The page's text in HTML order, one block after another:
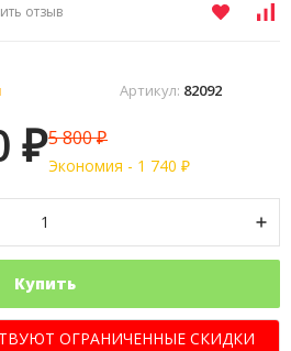
отзыв
Артикул: 82092
₽5 800₽
Экономия - 1 740 ₽
Купить
ОГРАНИЧЕННЫЕ СКИДКИ